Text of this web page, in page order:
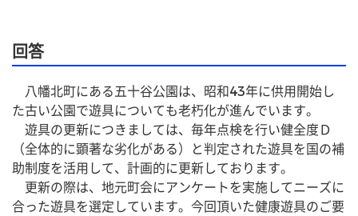
回答
八幡北町にある五十谷公園は、昭和43年に供用開始し
た古い公園で遊具についても老朽化が進んでいます。
遊具の更新につきましては、毎年点検を行い健全度Ｄ
（全体的に顕著な劣化がある）と判定された遊具を国の補
助制度を活用して、計画的に更新しております。
更新の際は、地元町会にアンケートを実施してニーズに
合った遊具を選定しています。今回頂いた健康遊具のご要